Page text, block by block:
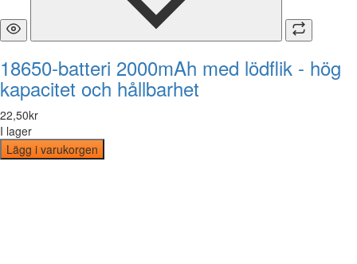
18650-batteri 2000mAh med lödflik - hög
kapacitet och hållbarhet
22,50kr
I lager
Lägg i varukorgen